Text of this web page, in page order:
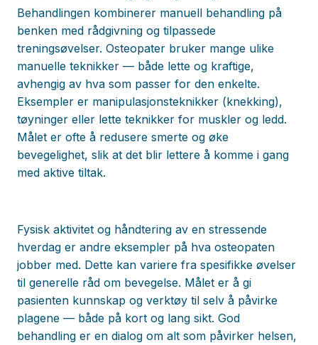
Behandlingen kombinerer manuell behandling på
benken med rådgivning og tilpassede
treningsøvelser. Osteopater bruker mange ulike
manuelle teknikker — både lette og kraftige,
avhengig av hva som passer for den enkelte.
Eksempler er manipulasjonsteknikker (knekking),
tøyninger eller lette teknikker for muskler og ledd.
Målet er ofte å redusere smerte og øke
bevegelighet, slik at det blir lettere å komme i gang
med aktive tiltak.
Fysisk aktivitet og håndtering av en stressende
hverdag er andre eksempler på hva osteopaten
jobber med. Dette kan variere fra spesifikke øvelser
til generelle råd om bevegelse. Målet er å gi
pasienten kunnskap og verktøy til selv å påvirke
plagene — både på kort og lang sikt. God
behandling er en dialog om alt som påvirker helsen,